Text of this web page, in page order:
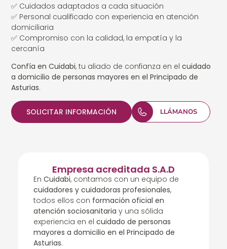
✅ Cuidados adaptados a cada situación
✅ Personal cualificado con experiencia en atención
domiciliaria
✅ Compromiso con la calidad, la empatía y la
cercanía
Confía en Cuidabi, tu aliado de confianza en elcuidado
a domicilio de personas mayores en el Principado de
Asturias.
SOLICITAR INFORMACIÓN LLÁMANOS
Empresa acreditada S.A.D
En Cuidabi, contamos con un equipo de
cuidadores y cuidadoras profesionales,
todos ellos con formación oficial en
atención sociosanitaria y una sólida
experiencia en el cuidado de personas
mayores a domicilio en el Principado de
Asturias.